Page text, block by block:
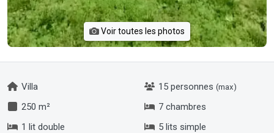
Voir toutes les photos
Villa 15 personnes (max)
250 m²
7 chambres
1 lit double
5 lits simple